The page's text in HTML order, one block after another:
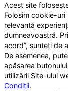
Acest site
Folosim cookie-
relevantă
dumneavoastră.
acord”, sunteți de
De asemenea,
apăsarea
utilizării Site-ului
Condiții.